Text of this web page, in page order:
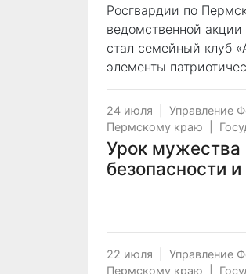
Росгвардии по
ведомственной
стал семейный клуб
элементы
24 июля
Управление
Пермскому краю
Урок мужества
безопасности
22 июля
Управление
Пермскому краю